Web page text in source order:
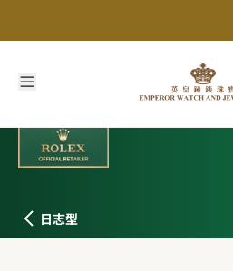
日志型